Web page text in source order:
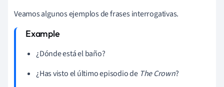
Veamos algunos ejemplos de frases interrogativas.
¿Dónde está el baño?
¿Has visto el último episodio de The Crown?